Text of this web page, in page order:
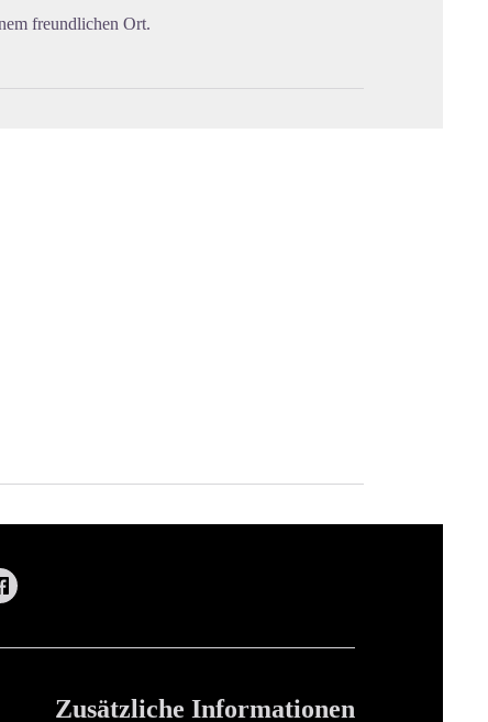
freundlichen Ort.
Zusätzliche Informationen